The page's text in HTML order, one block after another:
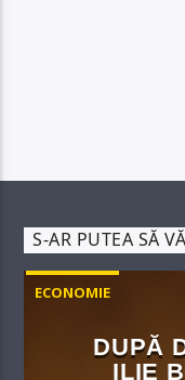
S-AR PUTEA SĂ
ECONOMIE
DUPĂ
ILIE